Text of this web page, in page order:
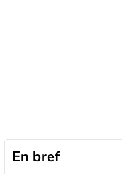
En bref